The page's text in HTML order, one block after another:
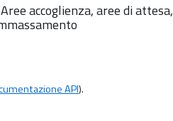
accoglienza, aree di attesa,
API).